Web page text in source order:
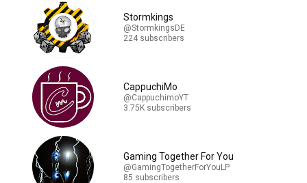
Stormkings
@StormkingsDE
224 subscribers
CappuchiMo
@CappuchimoYT
3.75K subscribers
Gaming Together For You
@GamingTogetherForYouLP
85 subscribers